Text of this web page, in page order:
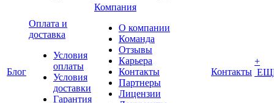
Блог
Оплата и
доставка
Условия
оплаты
Условия
доставки
Гарантия
Компания
О компании
Команда
Отзывы
Карьера
Контакты
Партнеры
Лицензии
Контакты
+